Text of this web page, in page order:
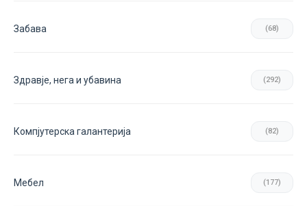
Забава (68)
Здравје, нега и убавина (292)
Компјутерска галантерија (82)
Мебел (177)